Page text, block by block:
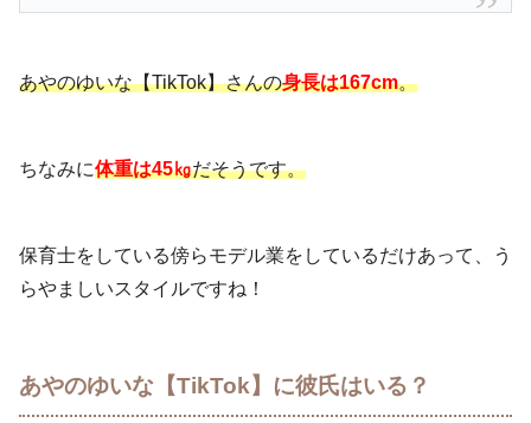
あやのゆいな【TikTok】さんの身長は167cm。
ちなみに体重は45㎏だそうです。
保育士をしている傍らモデル業をしているだけあって、う
らやましいスタイルですね！
あやのゆいな【TikTok】に彼氏はいる？